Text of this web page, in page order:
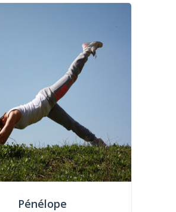
Pénélope